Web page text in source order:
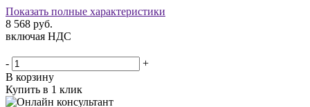
Показать полные характеристики
8 568 руб.
включая НДС
-
+
В корзину
Купить в 1 клик